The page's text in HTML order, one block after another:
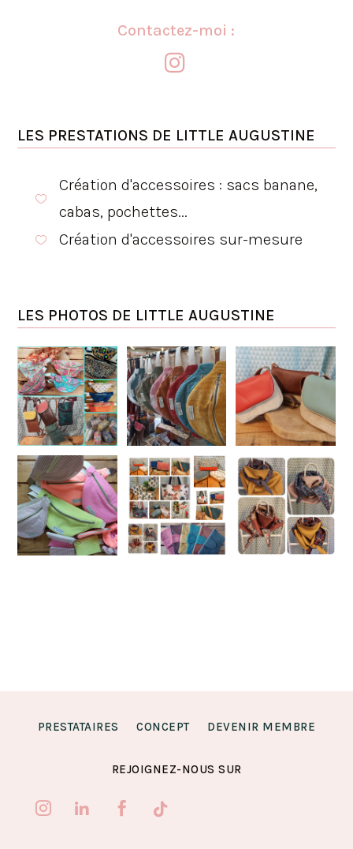
Contactez-moi :

LES PRESTATIONS DE LITTLE AUGUSTINE

Création d'accessoires : sacs banane,
cabas, pochettes...
 Création d'accessoires sur-mesure
LES PHOTOS DE LITTLE AUGUSTINE
PRESTATAIRES CONCEPT DEVENIR MEMBRE
REJOIGNEZ-NOUS SUR
   